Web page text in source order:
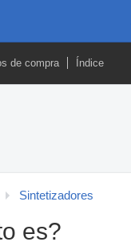
de compra Índice
Sintetizadores
es?